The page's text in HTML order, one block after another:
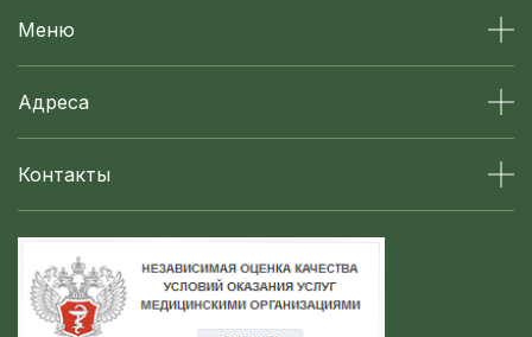
Меню
Адреса
Контакты